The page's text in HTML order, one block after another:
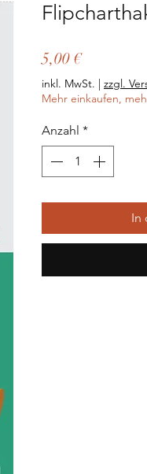
5,00 €Preis
inkl. MwSt. | zzgl.
Mehr einkaufen,
Anzahl *
In